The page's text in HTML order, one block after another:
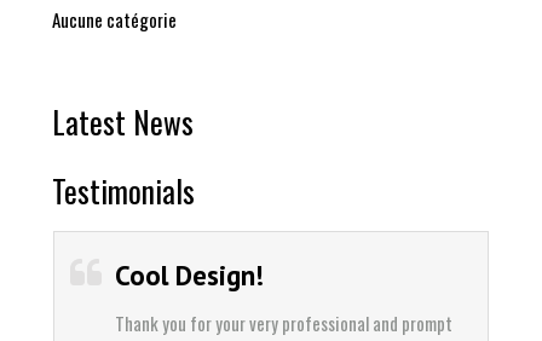
Aucune catégorie
Latest News
Testimonials
Best Service!
Thank you for your very professional and prompt